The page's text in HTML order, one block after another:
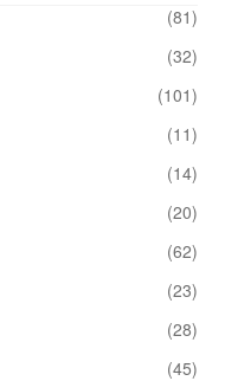
(81)
(32)
(101)
(11)
(14)
(20)
(62)
(23)
(28)
(45)